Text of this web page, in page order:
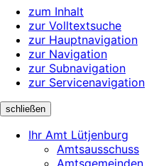
zum Inhalt
zur Volltextsuche
zur Hauptnavigation
zur Navigation
zur Subnavigation
zur Servicenavigation
schließen
Ihr Amt Lütjenburg
Amtsausschuss
Amtsgemeinden